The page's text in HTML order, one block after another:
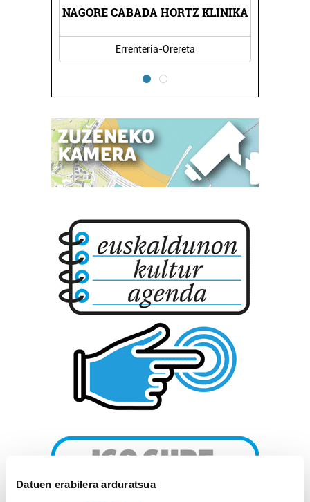
Datuen erabilera arduratsua
CABADA HORTZ KLINIKA
MINBARIK
ZENTROA